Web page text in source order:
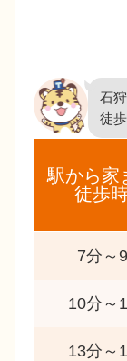
石
徒
駅から家
徒歩
7分～
10分～
13分～